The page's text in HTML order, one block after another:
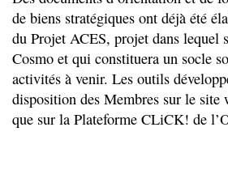
de biens stratégiques ont déjà été
du Projet ACES, projet dans lequel
Cosmo et qui constituera un socle
activités à venir. Les outils
disposition des Membres sur le site
que sur la Plateforme CLiCK! de